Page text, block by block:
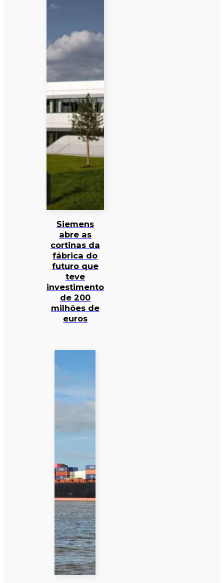
Siemens
abre as
cortinas da
fábrica do
futuro que
teve
investimento
de 200
milhões de
euros